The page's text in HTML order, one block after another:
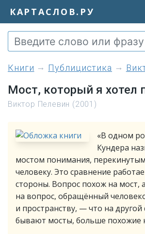
КАРТАСЛОВ.РУ
книги Публицистика
Мост, который я хотел
Виктор Пелевин (2001)
«B одном
Кундера
мостом понимания,
человеку. Это сравнение
стороны. Вопрос похож на мост,
на вопрос, обращённый
и пространству, — что на другой
бывают мосты, больше похожие